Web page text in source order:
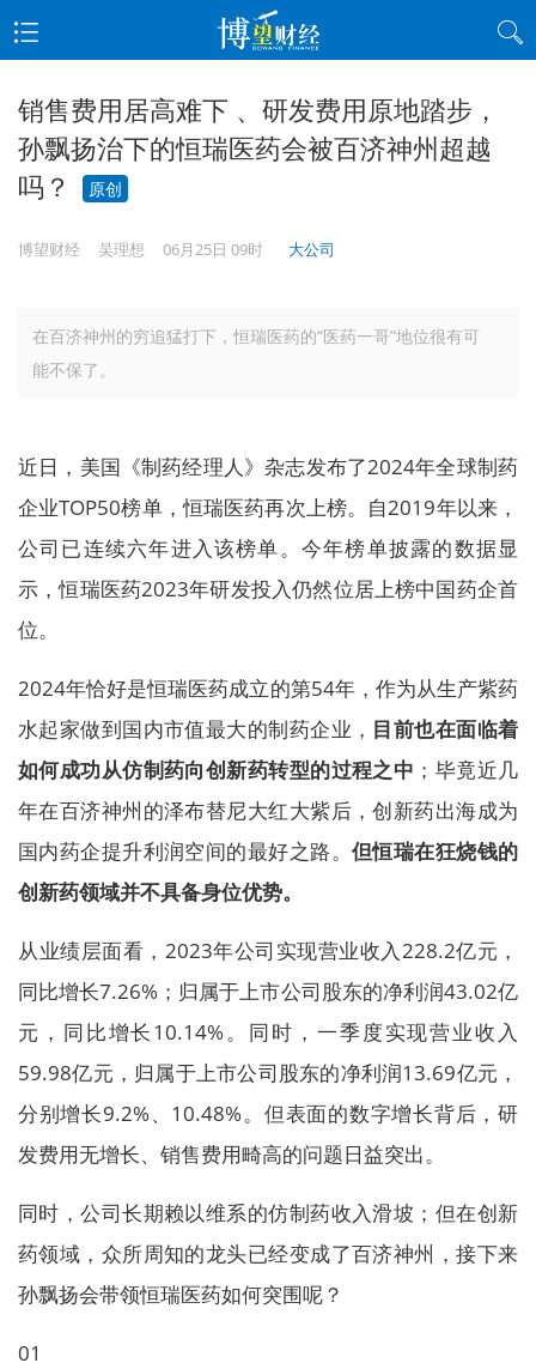
销售费用居高难下 、研发费用原地踏步，
孙飘扬治下的恒瑞医药会被百济神州超越
吗？
原创
博望财经 吴理想 06月25日 09时 大公司
在百济神州的穷追猛打下，恒瑞医药的“医药一哥”地位很有可
能不保了。
近日，美国《制药经理人》杂志发布了2024年全球制药
企业TOP50榜单，恒瑞医药再次上榜。自2019年以来，
公司已连续六年进入该榜单。今年榜单披露的数据显
示，恒瑞医药2023年研发投入仍然位居上榜中国药企首
位。
2024年恰好是恒瑞医药成立的第54年，作为从生产紫药
水起家做到国内市值最大的制药企业， 目前也在面临着
如何成功从仿制药向创新药转型的过程之中 ；毕竟近几
年在百济神州的泽布替尼大红大紫后，创新药出海成为
国内药企提升利润空间的最好之路。 但恒瑞在狂烧钱的
创新药领域并不具备身位优势。
从业绩层面看，2023年公司实现营业收入228.2亿元，
同比增长7.26%；归属于上市公司股东的净利润43.02亿
元，同比增长10.14%。同时，一季度实现营业收入
59.98亿元，归属于上市公司股东的净利润13.69亿元，
分别增长9.2%、10.48%。但表面的数字增长背后，研
发费用无增长、销售费用畸高的问题日益突出。
同时，公司长期赖以维系的仿制药收入滑坡；但在创新
药领域，众所周知的龙头已经变成了百济神州，接下来
孙飘扬会带领恒瑞医药如何突围呢？
01